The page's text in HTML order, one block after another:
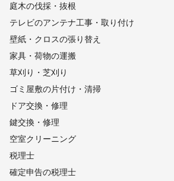
庭木の伐採・抜根
テレビのアンテナ工事・取り付け
壁紙・クロスの張り替え
家具・荷物の運搬
草刈り・芝刈り
ゴミ屋敷の片付け・清掃
ドア交換・修理
鍵交換・修理
空室クリーニング
税理士
確定申告の税理士